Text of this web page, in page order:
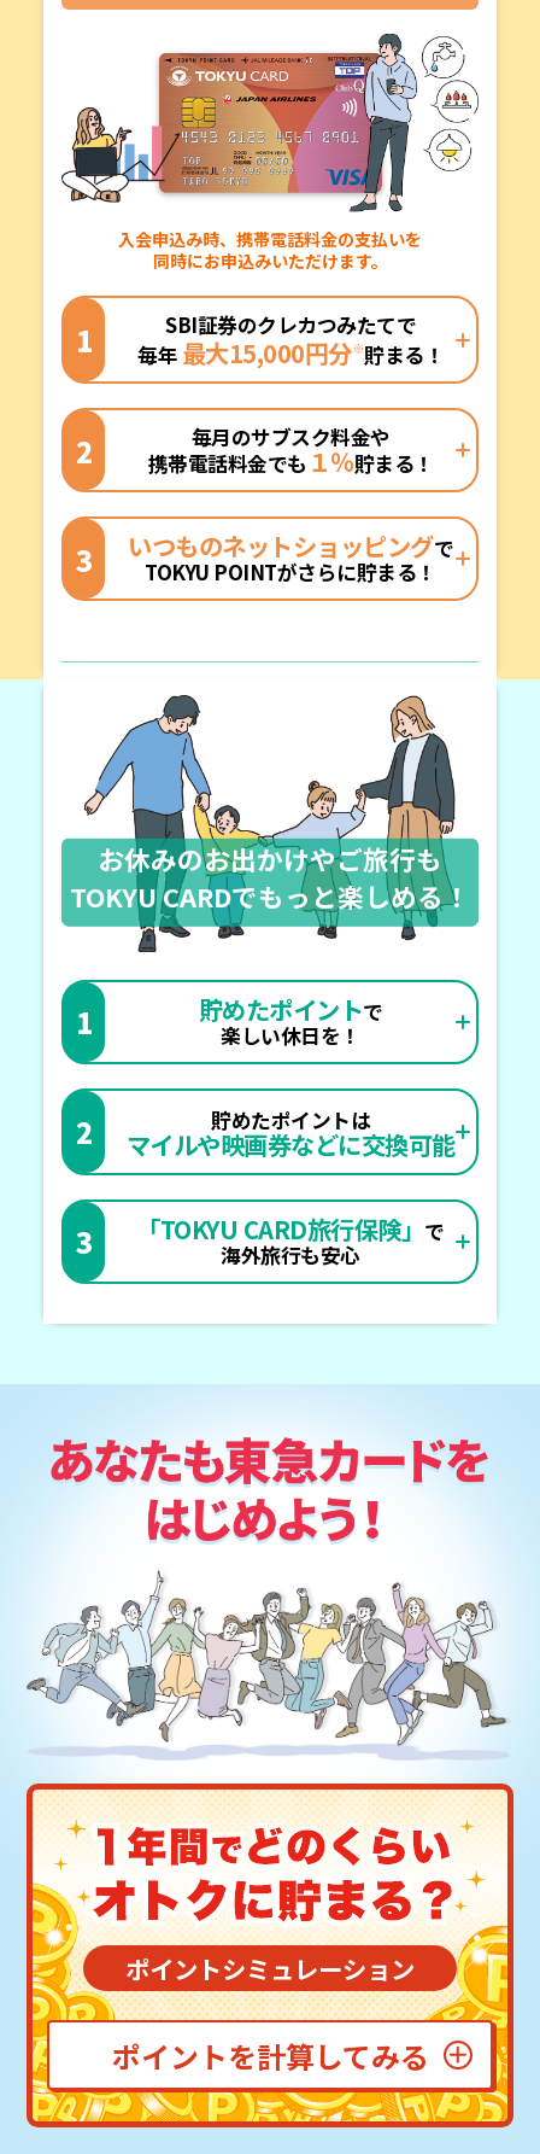
入会申込み時、携帯電話料金の支払いを
同時にお申込みいただけます。
1
SBI証券のクレカつみたてで
毎年 最大15,000円分※貯まる！
2
毎月のサブスク料金や
携帯電話料金でも １％貯まる！
3 いつものネットショッピングで
TOKYU POINTがさらに貯まる！
お休みのお出かけやご旅行も
TOKYU CARDでもっと楽しめる！
1 貯めたポイントで
楽しい休日を！
2 貯めたポイントは
マイルや映画券などに交換可能
3 「TOKYU CARD旅行保険」 で
海外旅行も安心
ポイントシミュレーション
ポイントを計算してみる